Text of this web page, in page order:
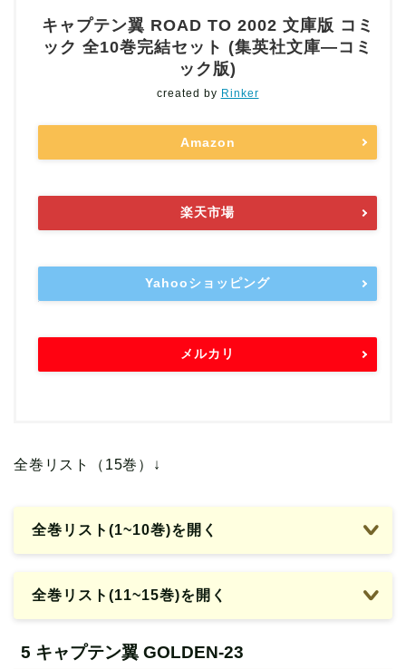
キャプテン翼 ROAD TO 2002 文庫版 コミ
ック 全10巻完結セット (集英社文庫―コミ
ック版)
created by Rinker
Amazon
楽天市場
Yahooショッピング
メルカリ
全巻リスト（15巻）↓
全巻リスト(1~10巻)を開く
全巻リスト(11~15巻)を開く
5 キャプテン翼 GOLDEN-23